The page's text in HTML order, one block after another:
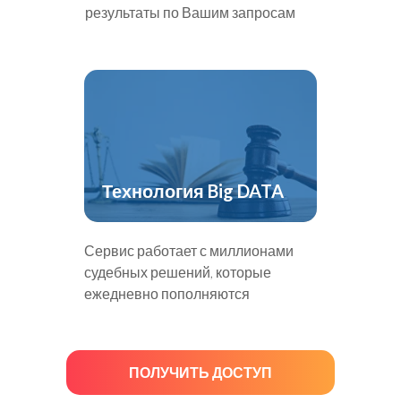
результаты по Вашим запросам
Сервис работает с миллионами
судебных решений, которые
ежедневно пополняются
Технология Big DATA
ПОЛУЧИТЬ ДОСТУП